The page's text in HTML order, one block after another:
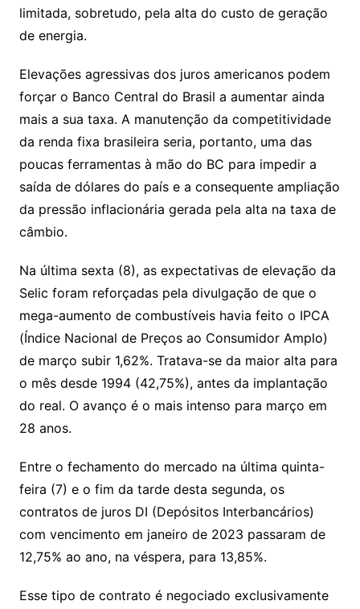
limitada, sobretudo, pela alta do custo de geração
de energia.
Elevações agressivas dos juros americanos podem
forçar o Banco Central do Brasil a aumentar ainda
mais a sua taxa. A manutenção da competitividade
da renda fixa brasileira seria, portanto, uma das
poucas ferramentas à mão do BC para impedir a
saída de dólares do país e a consequente ampliação
da pressão inflacionária gerada pela alta na taxa de
câmbio.
Na última sexta (8), as expectativas de elevação da
Selic foram reforçadas pela divulgação de que o
mega-aumento de combustíveis havia feito o IPCA
(Índice Nacional de Preços ao Consumidor Amplo)
de março subir 1,62%. Tratava-se da maior alta para
o mês desde 1994 (42,75%), antes da implantação
do real. O avanço é o mais intenso para março em
28 anos.
Entre o fechamento do mercado na última quinta-
feira (7) e o fim da tarde desta segunda, os
contratos de juros DI (Depósitos Interbancários)
com vencimento em janeiro de 2023 passaram de
12,75% ao ano, na véspera, para 13,85%.
Esse tipo de contrato é negociado exclusivamente